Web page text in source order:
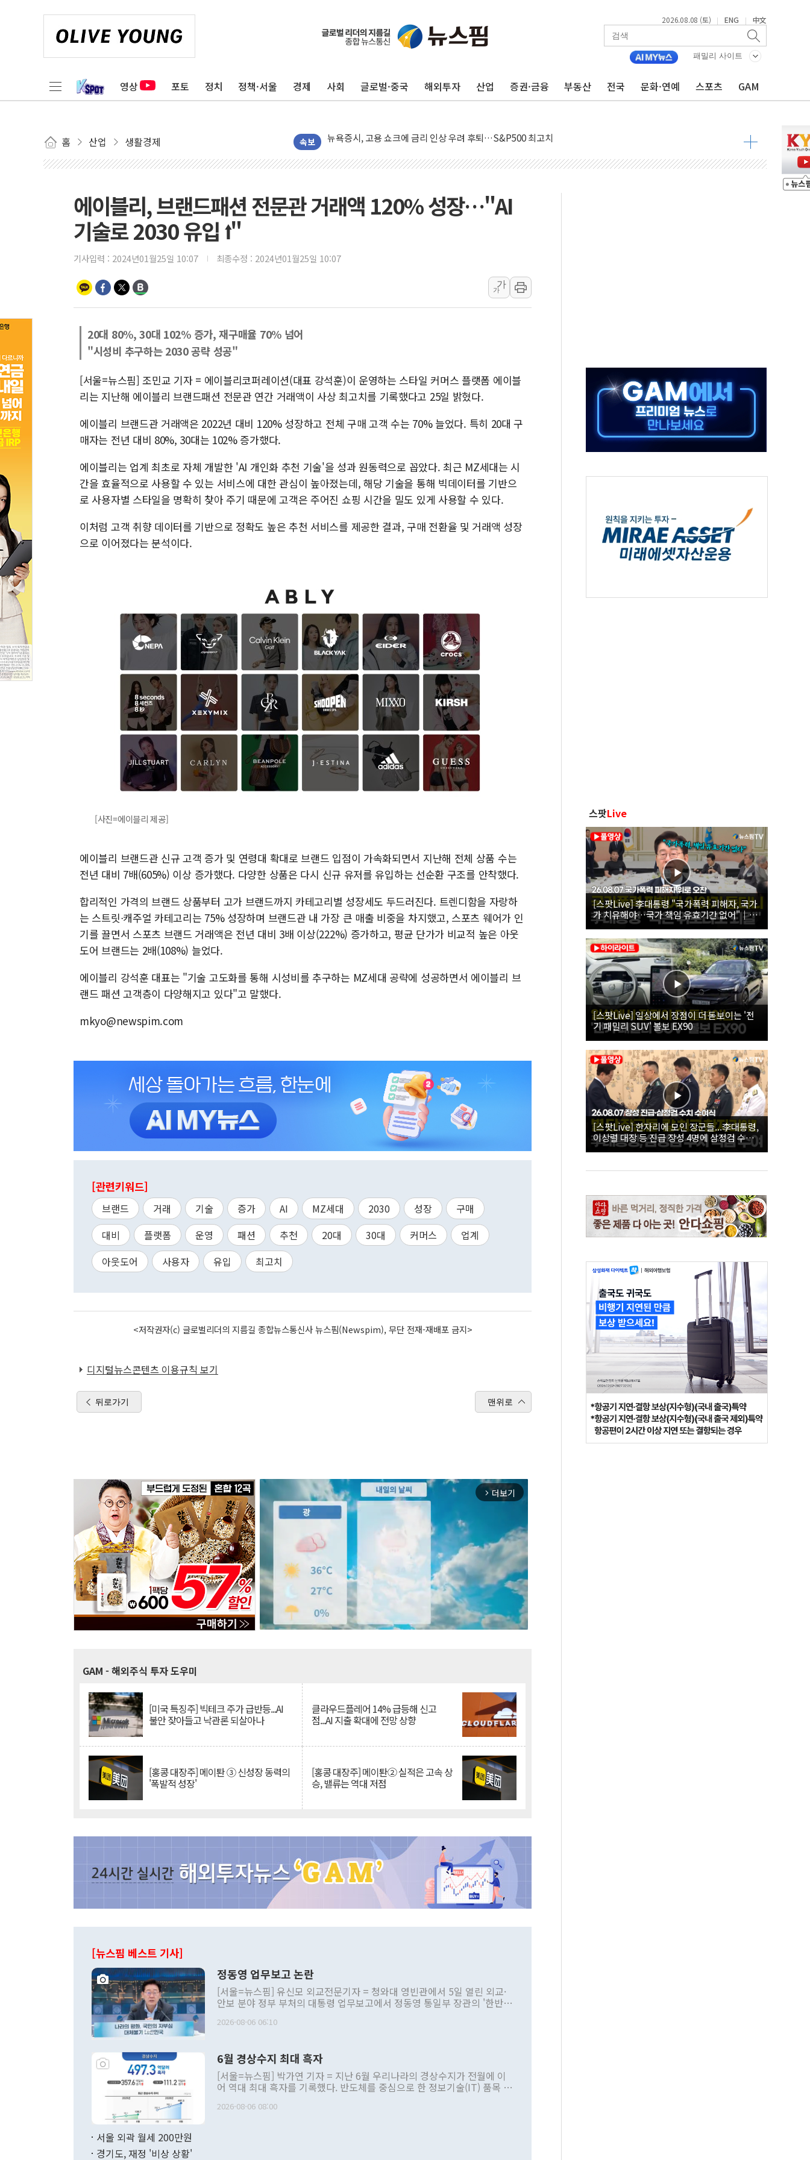
2026.08.08 (토) | ENG | 中文
패밀리 사이트
영상 포토 정치 정책·서울 경제 사회 글로벌·중국 해외투자 산업 증권·금융 부동산 전국 문화·연예 스포츠 GAM
홈 산업 생활경제 속보
민주, 오늘 제주·인천 경선 결과 발표...'김민석 재역전 vs 정청래 격차 확대'
한상협, 업계 개인정보 보안 새판 짠다…'자율규제단체' 타진
트럼프, 쿡 연준 이사 해임 재추진…"26일까지 의혹 소명" 요구
유럽증시, 美 고용 예상 밖 부진에 연준 금리 인상 가능성 낮아지며 상승… STOXX 600 지수는 나흘 연속 최고치
[종합] 이슬람 수니파 3국, '공동방위협정' 체결… 이스라엘·이란 위협에 맞설 자체 억지력 강화
트럼프, 백신·자폐증 행정명령 검토…"이르면 다음 주"
[AI MY 뉴스] 뉴욕 반도체주 프리뷰...美 고용 쇼크에 반도체주 '활짝'
뉴욕증시 프리뷰, 美 고용 쇼크에 금리 인상 우려 후퇴…나스닥 선물 1%대 상승
보훈부, 미 DPAA와 MOU… "6·25 미군 실종자 7359명 끝까지 찾겠다"
트럼프 "금리 내려야"…파월 때와 달리 워시엔 톤 낮춰
李 "해남 태양광, 대한민국 다음 100년 밑거름…수도권 집중 완화 전환점"
에이블리, 브랜드패션 전문관 거래액 120% 성장…"AI
기술로 2030 유입 ⭡"
기사입력 : 2024년01월25일 10:07 최종수정 : 2024년01월25일 10:07
가
가
20대 80%, 30대 102% 증가, 재구매율 70% 넘어
"시성비 추구하는 2030 공략 성공"
[서울=뉴스핌] 조민교 기자 = 에이블리코퍼레이션(대표 강석훈)이 운영하는 스타일 커머스 플랫폼 에이블
리는 지난해 에이블리 브랜드패션 전문관 연간 거래액이 사상 최고치를 기록했다고 25일 밝혔다.
에이블리 브랜드관 거래액은 2022년 대비 120% 성장하고 전체 구매 고객 수는 70% 늘었다. 특히 20대 구
매자는 전년 대비 80%, 30대는 102% 증가했다.
에이블리는 업계 최초로 자체 개발한 'AI 개인화 추천 기술'을 성과 원동력으로 꼽았다. 최근 MZ세대는 시
간을 효율적으로 사용할 수 있는 서비스에 대한 관심이 높아졌는데, 해당 기술을 통해 빅데이터를 기반으
로 사용자별 스타일을 명확히 찾아 주기 때문에 고객은 주어진 쇼핑 시간을 밀도 있게 사용할 수 있다.
이처럼 고객 취향 데이터를 기반으로 정확도 높은 추천 서비스를 제공한 결과, 구매 전환율 및 거래액 성장
으로 이어졌다는 분석이다.
[사진=에이블리 제공]
에이블리 브랜드관 신규 고객 증가 및 연령대 확대로 브랜드 입점이 가속화되면서 지난해 전체 상품 수는
전년 대비 7배(605%) 이상 증가했다. 다양한 상품은 다시 신규 유저를 유입하는 선순환 구조를 안착했다.
합리적인 가격의 브랜드 상품부터 고가 브랜드까지 카테고리별 성장세도 두드러진다. 트렌디함을 자랑하
는 스트릿⋅캐주얼 카테고리는 75% 성장하며 브랜드관 내 가장 큰 매출 비중을 차지했고, 스포츠 웨어가 인
기를 끌면서 스포츠 브랜드 거래액은 전년 대비 3배 이상(222%) 증가하고, 평균 단가가 비교적 높은 아웃
도어 브랜드는 2배(108%) 늘었다.
에이블리 강석훈 대표는 "기술 고도화를 통해 시성비를 추구하는 MZ세대 공략에 성공하면서 에이블리 브
랜드 패션 고객층이 다양해지고 있다"고 말했다.
mkyo@newspim.com
[관련키워드]
브랜드 거래 기술 증가 AI MZ세대 2030 성장
구매
대비
플랫폼 운영 패션 추천 20대 30대 커머스
업계
아웃도어
사용자 유입 최고치
<저작권자(c) 글로벌리더의 지름길 종합뉴스통신사 뉴스핌(Newspim), 무단 전재-재배포 금지>
디지털뉴스콘텐츠 이용규칙 보기
뒤로가기 맨위로
arrow_forward_ios 더보기
GAM - 해외주식 투자 도우미
[미국 특징주] 빅테크 주가 급반등...AI
불안 잦아들고 낙관론 되살아나
클라우드플레어 14% 급등해 신고
점...AI 지출 확대에 전망 상향
[홍콩 대장주] 메이퇀 ③ 신성장 동력의
'폭발적 성장'
[홍콩 대장주] 메이퇀② 실적은 고속 상
승, 밸류는 역대 저점
[뉴스핌 베스트 기사]
정동영 업무보고 논란
[서울=뉴스핌] 유신모 외교전문기자 = 청와대 영빈관에서 5일 열린 외교·
안보 분야 정부 부처의 대통령 업무보고에서 정동영 통일부 장관의 '한반도
발언 중에는 정부 내 조율을 거치지 않은 사안을 정책으로 추진하겠다고 공
주의적 희망에 근거한 비현실적 구상'이라는 비판을 내놨다. 그동안 정 장
관의 대북 정책 관련 발언이 물의를 빚은 적은 여러 번 있지만 대통령과 유
관 부처 장관이 공개적으로 부정적 입장을 표명한 것은 이례적이다. 정 장
관의 무리한 대북 접근법과 월권을 제어해야 한다는 목소리도 높아지고 있
다. [정동영 통일부 장관이 지난달 23일 오후 서울 종로구 정부서울청사에
2026-08-06 06:10
6월 경상수지 최대 흑자
[서울=뉴스핌] 박가연 기자 = 지난 6월 우리나라의 경상수지가 전월에 이
어 역대 최대 흑자를 기록했다. 반도체를 중심으로 한 정보기술(IT) 품목 수
료=한국은행] 한국은행이 6일 발표한 '2026년 6월 국제수지(잠정)'에 따르
2026-08-06 08:00
서울 외곽 월세 200만원
경기도, 재정 '비상 상황'
스팟Live
[스팟Live] 李대통령 "국가폭력 피해자, 국가
가 치유해야…국가 책임 유효기간 없어"｜
26.08.07 국가폭력 피해자 위로 오찬
[스팟Live] 일상에서 장점이 더 돋보이는 '전
기 패밀리 SUV' 볼보 EX90
[스팟Live] 한자리에 모인 장군들...李대통령,
이상렬 대장 등 진급 장성 4명에 삼정검 수치
직접 수여｜26.08.07 장성 진급·삼정검 수치